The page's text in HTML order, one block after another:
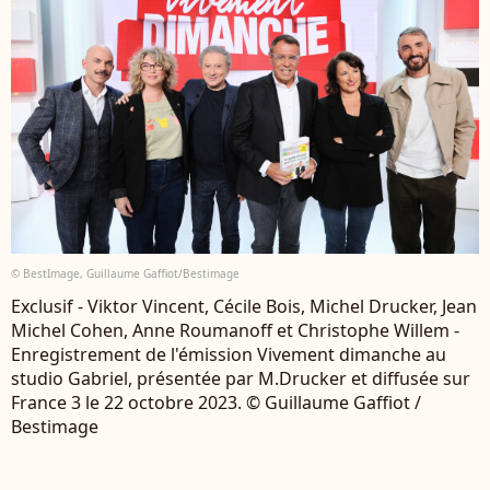
© BestImage, Guillaume Gaffiot/Bestimage
Exclusif - Viktor Vincent, Cécile Bois, Michel Drucker, Jean
Michel Cohen, Anne Roumanoff et Christophe Willem -
Enregistrement de l'émission Vivement dimanche au
studio Gabriel, présentée par M.Drucker et diffusée sur
France 3 le 22 octobre 2023. © Guillaume Gaffiot /
Bestimage